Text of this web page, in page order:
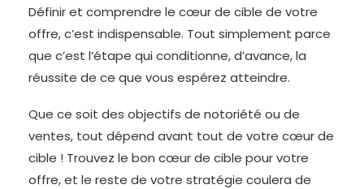
Définir et comprendre le cœur de cible de votre
offre, c’est indispensable. Tout simplement parce
que c’est l’étape qui conditionne, d’avance, la
réussite de ce que vous espérez atteindre.
Que ce soit des objectifs de notoriété ou de
ventes, tout dépend avant tout de votre cœur de
cible ! Trouvez le bon cœur de cible pour votre
offre, et le reste de votre stratégie coulera de